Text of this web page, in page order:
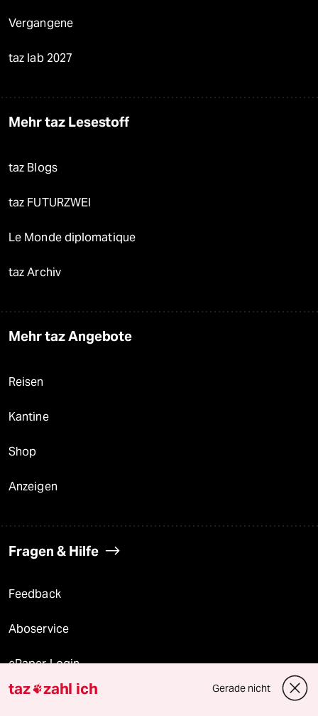
Vergangene
taz lab 2027
Mehr taz Lesestoff
taz Blogs
taz FUTURZWEI
Le Monde diplomatique
taz Archiv
Mehr taz Angebote
Reisen
Kantine
Shop
Anzeigen
Fragen & Hilfe
Feedback
Aboservice
ePaper Login
Downloads für Abonnierende
taz zahl ich Gerade nicht